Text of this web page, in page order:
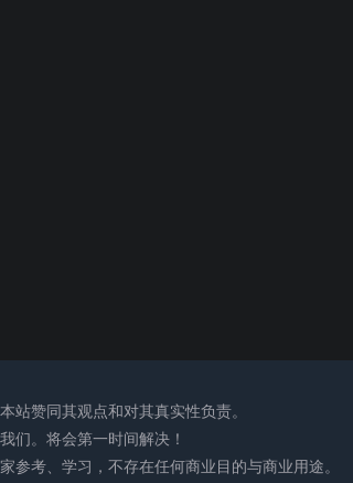
站赞同其观点和对其真实性负责。
们。将会第一时间解决！
考、学习，不存在任何商业目的与商业用途。